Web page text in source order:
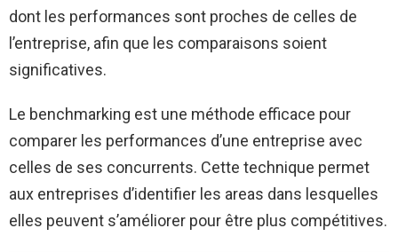
dont les performances sont proches de celles de
l’entreprise, afin que les comparaisons soient
significatives.
Le benchmarking est une méthode efficace pour
comparer les performances d’une entreprise avec
celles de ses concurrents. Cette technique permet
aux entreprises d’identifier les areas dans lesquelles
elles peuvent s’améliorer pour être plus compétitives.